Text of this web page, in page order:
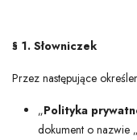
§ 1. Słowniczek
Przez następujące
„Polityka
dokument o nazwie